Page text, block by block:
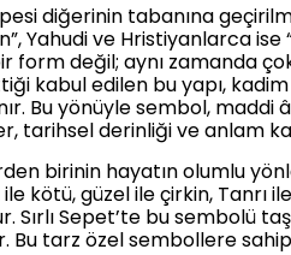
diğerinin tabanına
Yahudi ve Hristiyanlarca ise
form değil; aynı zamanda
kabul edilen bu yapı,
Bu yönüyle sembol, maddi
tarihsel derinliği ve anlam
birinin hayatın olumlu
kötü, güzel ile çirkin, Tanrı
Sırlı Sepet’te bu sembolü
Bu tarz özel sembollere